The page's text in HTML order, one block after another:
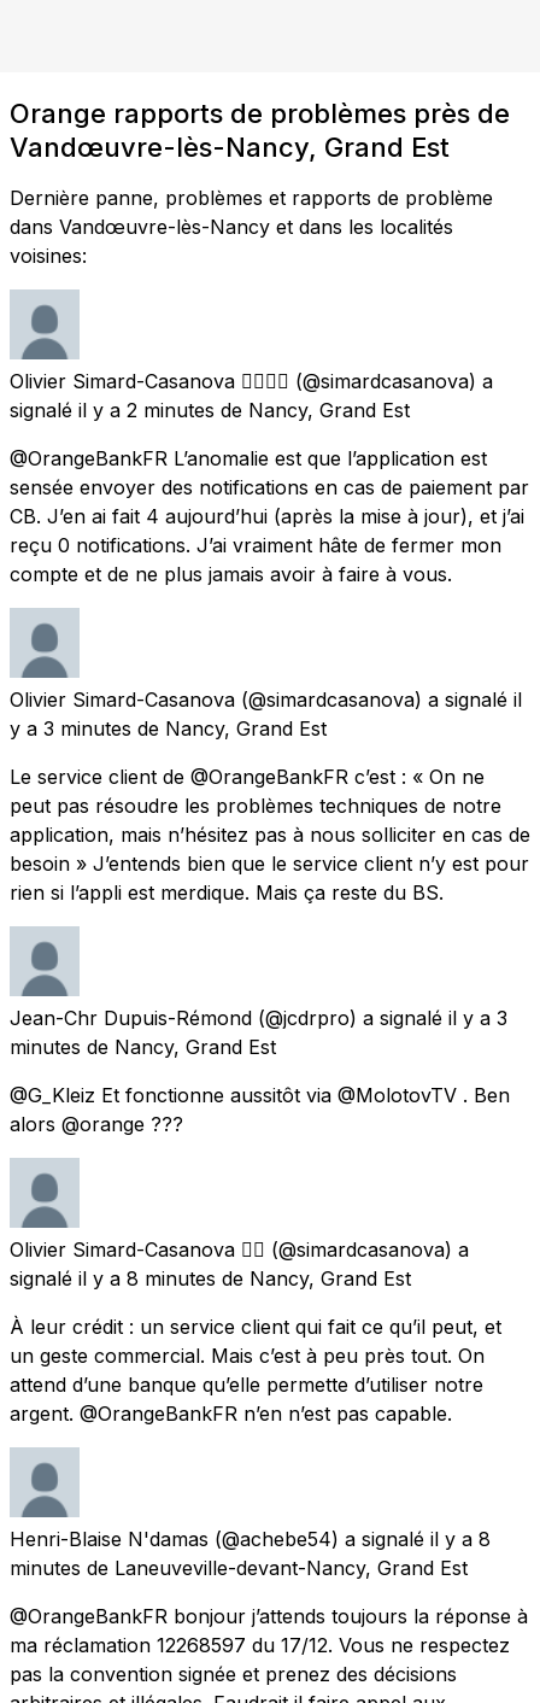
Orange rapports de problèmes près de
Vandœuvre-lès-Nancy, Grand Est
Dernière panne, problèmes et rapports de problème
dans Vandœuvre-lès-Nancy et dans les localités
voisines:
Olivier Simard-Casanova 🏳️‍🌈🇫🇷 (@simardcasanova) a
signalé il y a 2 minutes de Nancy, Grand Est
@OrangeBankFR L’anomalie est que l’application est
sensée envoyer des notifications en cas de paiement par
CB. J’en ai fait 4 aujourd’hui (après la mise à jour), et j’ai
reçu 0 notifications. J’ai vraiment hâte de fermer mon
compte et de ne plus jamais avoir à faire à vous.
Olivier Simard-Casanova (@simardcasanova) a signalé il
y a 3 minutes de Nancy, Grand Est
Le service client de @OrangeBankFR c’est : « On ne
peut pas résoudre les problèmes techniques de notre
application, mais n’hésitez pas à nous solliciter en cas de
besoin » J’entends bien que le service client n’y est pour
rien si l’appli est merdique. Mais ça reste du BS.
Jean-Chr Dupuis-Rémond (@jcdrpro) a signalé il y a 3
minutes de Nancy, Grand Est
@G_Kleiz Et fonctionne aussitôt via @MolotovTV . Ben
alors @orange ???
Olivier Simard-Casanova 🏳️‍🌈 (@simardcasanova) a
signalé il y a 8 minutes de Nancy, Grand Est
À leur crédit : un service client qui fait ce qu’il peut, et
un geste commercial. Mais c’est à peu près tout. On
attend d’une banque qu’elle permette d’utiliser notre
argent. @OrangeBankFR n’en n’est pas capable.
Henri-Blaise N'damas (@achebe54) a signalé il y a 8
minutes de Laneuveville-devant-Nancy, Grand Est
@OrangeBankFR bonjour j’attends toujours la réponse à
ma réclamation 12268597 du 17/12. Vous ne respectez
pas la convention signée et prenez des décisions